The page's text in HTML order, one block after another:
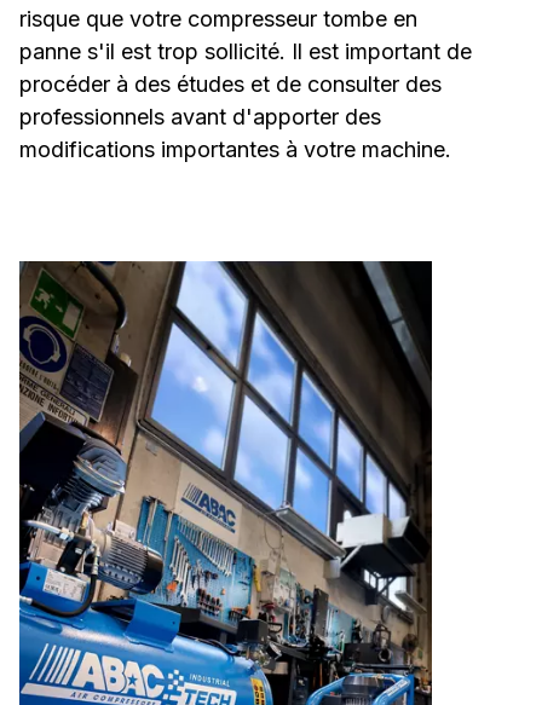
risque que votre compresseur tombe en
panne s'il est trop sollicité. Il est important de
procéder à des études et de consulter des
professionnels avant d'apporter des
modifications importantes à votre machine.